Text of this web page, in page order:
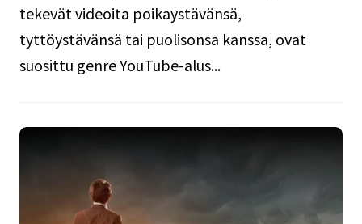
tekevät videoita poikaystävänsä,
tyttöystävänsä tai puolisonsa kanssa, ovat
suosittu genre YouTube-alus...